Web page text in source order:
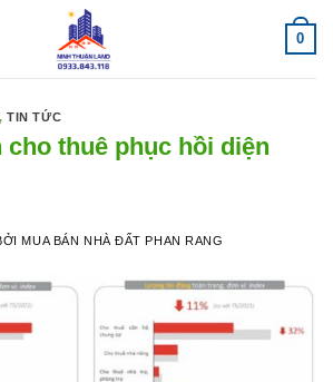
0
,TIN TỨC
cho thuê phục hồi diện
MUA BÁN NHÀ ĐẤT PHAN RANG